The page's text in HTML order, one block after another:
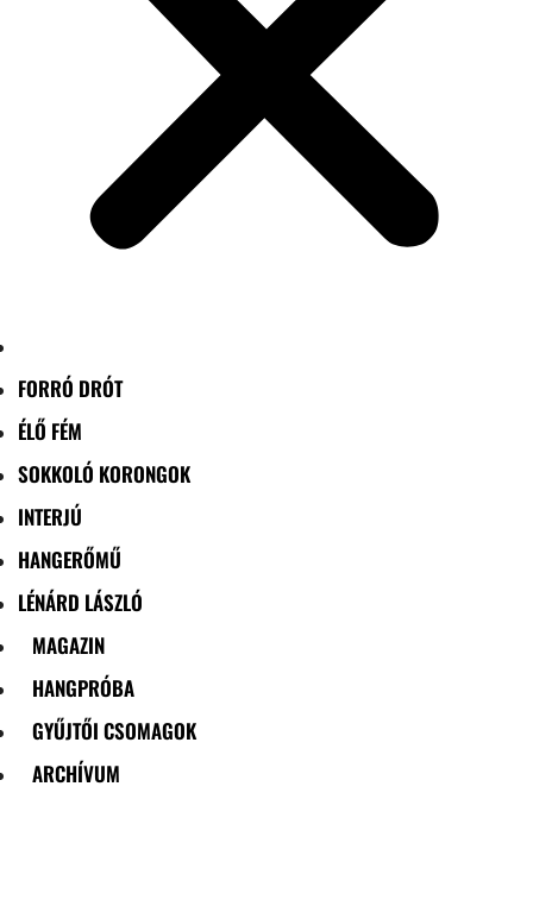
FORRÓ DRÓT
ÉLŐ FÉM
SOKKOLÓ KORONGOK
INTERJÚ
HANGERŐMŰ
LÉNÁRD LÁSZLÓ
MAGAZIN
HANGPRÓBA
GYŰJTŐI CSOMAGOK
ARCHÍVUM